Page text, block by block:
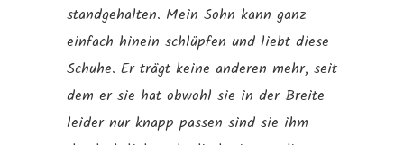
standgehalten. Mein Sohn kann ganz
einfach hinein schlüpfen und liebt diese
Schuhe. Er trägt keine anderen mehr, seit
dem er sie hat obwohl sie in der Breite
leider nur knapp passen sind sie ihm